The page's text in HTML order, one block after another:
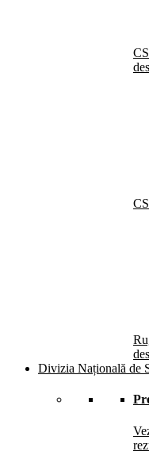
Divizia Națională de